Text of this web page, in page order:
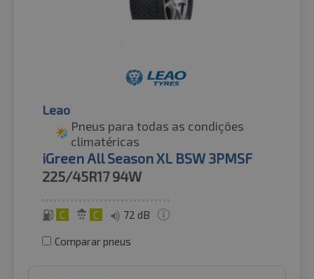
Leao
Pneus para todas as condições
climatéricas
iGreen All Season XL BSW 3PMSF
225/45R17 94W
C C 72 dB
Comparar pneus